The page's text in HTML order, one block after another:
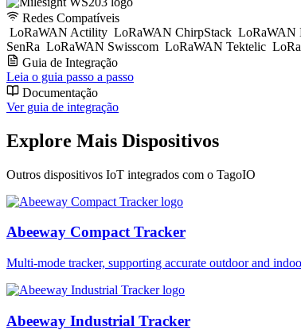
Redes Compatíveis
LoRaWAN Actility LoRaWAN ChirpStack LoRaWAN
SenRa LoRaWAN Swisscom LoRaWAN Tektelic
Guia de Integração
Leia o guia passo a passo
Documentação
Ver guia de integração
Explore Mais Dispositivos
Outros dispositivos IoT integrados com o TagoIO
Abeeway Compact Tracker
Multi-mode tracker, supporting accurate outdoor and
Abeeway Industrial Tracker